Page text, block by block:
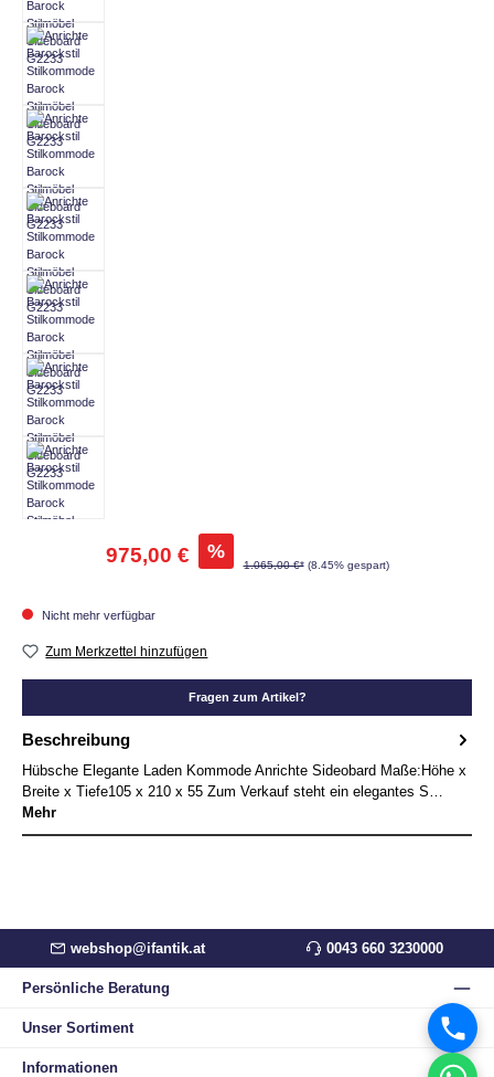
975,00 € %
1.065,00 €* (8.45% gespart)
Nicht mehr verfügbar
Zum Merkzettel hinzufügen
Fragen zum Artikel?
Beschreibung
Hübsche Elegante Laden Kommode Anrichte Sideobard Maße:Höhe x
Breite x Tiefe105 x 210 x 55 Zum Verkauf steht ein elegantes S…
Mehr
webshop@ifantik.at 0043 660 3230000
Persönliche Beratung
Unser Sortiment
Informationen